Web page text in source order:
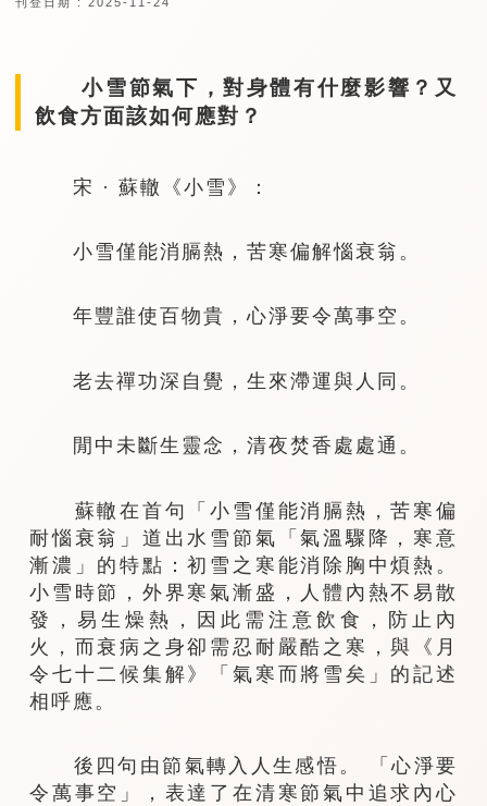
小雪節氣下，對身體有什麼影響？又
飲食方面該如何應對？
宋 · 蘇轍《小雪》：
小雪僅能消膈熱，苦寒偏解惱衰翁。
年豐誰使百物貴，心淨要令萬事空。
老去禪功深自覺，生來滯運與人同。
閒中未斷生靈念，清夜焚香處處通。
蘇轍在首句「小雪僅能消膈熱，苦寒偏
耐惱衰翁」道出水雪節氣「氣溫驟降，寒意
漸濃」的特點：初雪之寒能消除胸中煩熱。
小雪時節，外界寒氣漸盛，人體內熱不易散
發，易生燥熱，因此需注意飲食，防止內
火，而衰病之身卻需忍耐嚴酷之寒，與《月
令七十二候集解》「氣寒而將雪矣」的記述
相呼應。
後四句由節氣轉入人生感悟。 「心淨要
令萬事空」，表達了在清寒節氣中追求內心